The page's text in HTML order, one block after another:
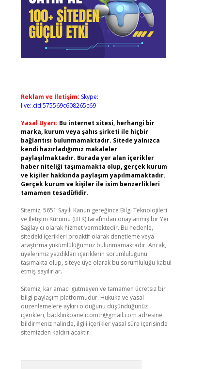
Reklam ve İletişim: Skype:
live:.cid.575569c608265c69
Yasal Uyarı: Bu internet sitesi, herhangi bir
marka, kurum veya şahıs şirketi ile hiçbir
bağlantısı bulunmamaktadır. Sitede yalnızca
kendi hazırladığımız makaleler
paylaşılmaktadır. Burada yer alan içerikler
haber niteliği taşımamakta olup, gerçek kurum
ve kişiler hakkında paylaşım yapılmamaktadır.
Gerçek kurum ve kişiler ile isim benzerlikleri
tamamen tesadüfidir.
Sitemiz, 5651 Sayılı Kanun gereğince Bilgi Teknolojileri
ve İletişim Kurumu (BTK) tarafından onaylanmış bir Yer
Sağlayıcı olarak hizmet vermektedir. Bu nedenle,
sitedeki içerikleri proaktif olarak denetleme veya
araştırma yükümlülüğümüz bulunmamaktadır. Ancak,
üyelerimiz yazdıkları içeriklerin sorumluluğunu
taşımakta olup, siteye üye olarak bu sorumluluğu kabul
etmiş sayılırlar.
Sitemiz, kar amacı gütmeyen ve tamamen ücretsiz bir
bilgi paylaşım platformudur. Hukuka ve yasal
düzenlemelere aykırı olduğunu düşündüğünüz
içerikleri, backlinkpanelicomtr@gmail.com adresine
bildirmeniz halinde, ilgili içerikler yasal süre içerisinde
sitemizden kaldırılacaktır.